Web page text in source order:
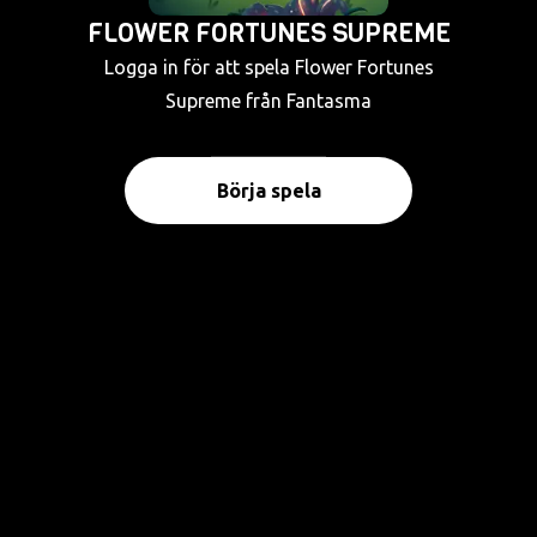
FLOWER FORTUNES SUPREME
Logga in för att spela Flower Fortunes
Supreme från Fantasma
Börja spela